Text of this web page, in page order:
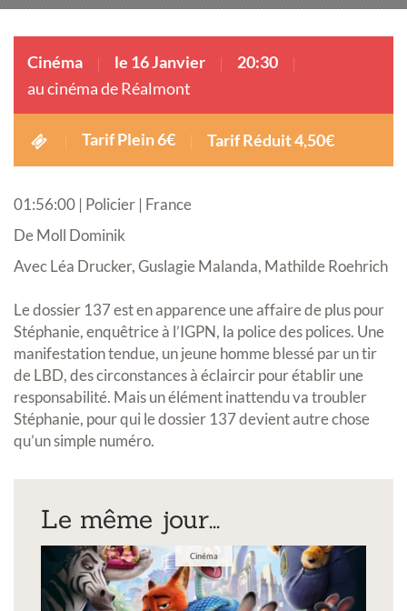
Cinéma le 16 Janvier
20:30
au cinéma de Réalmont
Tarif Plein 6€ Tarif Réduit 4,50€
01:56:00 | Policier | France
De Moll Dominik
Avec Léa Drucker, Guslagie Malanda, Mathilde Roehrich
Le dossier 137 est en apparence une affaire de plus pour
Stéphanie, enquêtrice à l’IGPN, la police des polices. Une
manifestation tendue, un jeune homme blessé par un tir
de LBD, des circonstances à éclaircir pour établir une
responsabilité. Mais un élément inattendu va troubler
Stéphanie, pour qui le dossier 137 devient autre chose
qu’un simple numéro.
Le même jour...
Cinéma